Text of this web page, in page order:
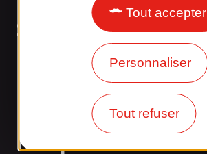
Tout accepter
Personnaliser
Tout refuser
Suivez-nous !
Nos partenaires